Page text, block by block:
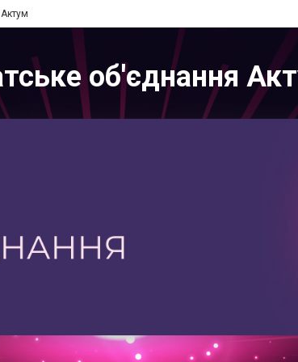
об'єднання